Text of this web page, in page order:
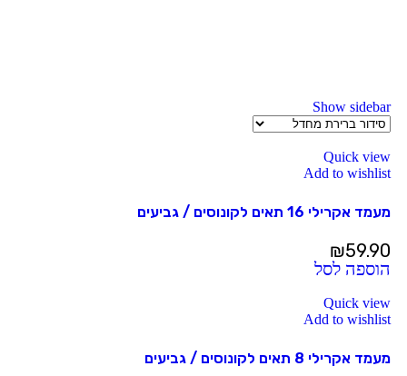
Show sidebar
Quick view
Add to wishlist
מעמד אקרילי 16 תאים לקונוסים / גביעים
₪59.90
הוספה לסל
Quick view
Add to wishlist
מעמד אקרילי 8 תאים לקונוסים / גביעים